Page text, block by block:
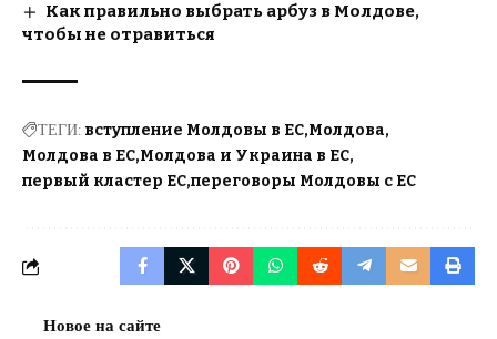
Как правильно выбрать арбуз в Молдове,
чтобы не отравиться
ТЕГИ: вступление Молдовы в ЕС Молдова
Молдова в ЕС Молдова и Украина в ЕС
первый кластер ЕС переговоры Молдовы с ЕС
Новое на сайте